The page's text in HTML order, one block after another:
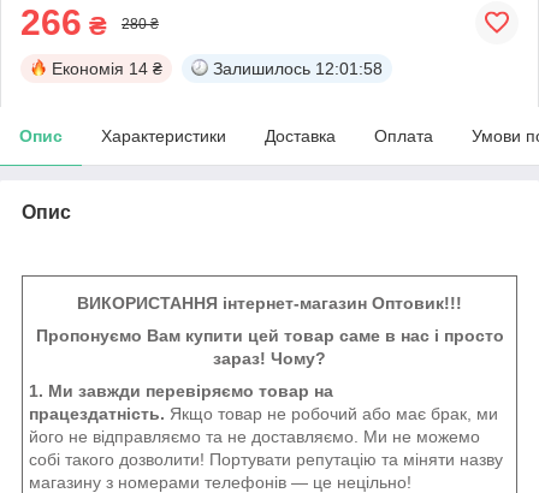
266 ₴ 280 ₴
Економія 14 ₴ Залишилось 12:01:57
Опис Характеристики Доставка Оплата Умови
Опис
ВИКОРИСТАННЯ інтернет-магазин Оптовик!!!
Пропонуємо Вам купити цей товар саме в нас і просто
зараз! Чому?
1. Ми завжди перевіряємо товар на
працездатність. Якщо товар не робочий або має брак, ми
його не відправляємо та не доставляємо. Ми не можемо
собі такого дозволити! Портувати репутацію та міняти назву
магазину з номерами телефонів — це нецільно!